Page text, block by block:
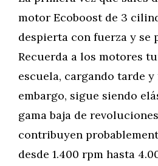
motor Ecoboost de 3
despierta con fuerza y se
Recuerda a los motores
escuela, cargando tarde
embargo, sigue siendo
gama baja de
contribuyen
desde 1.400 rpm hasta